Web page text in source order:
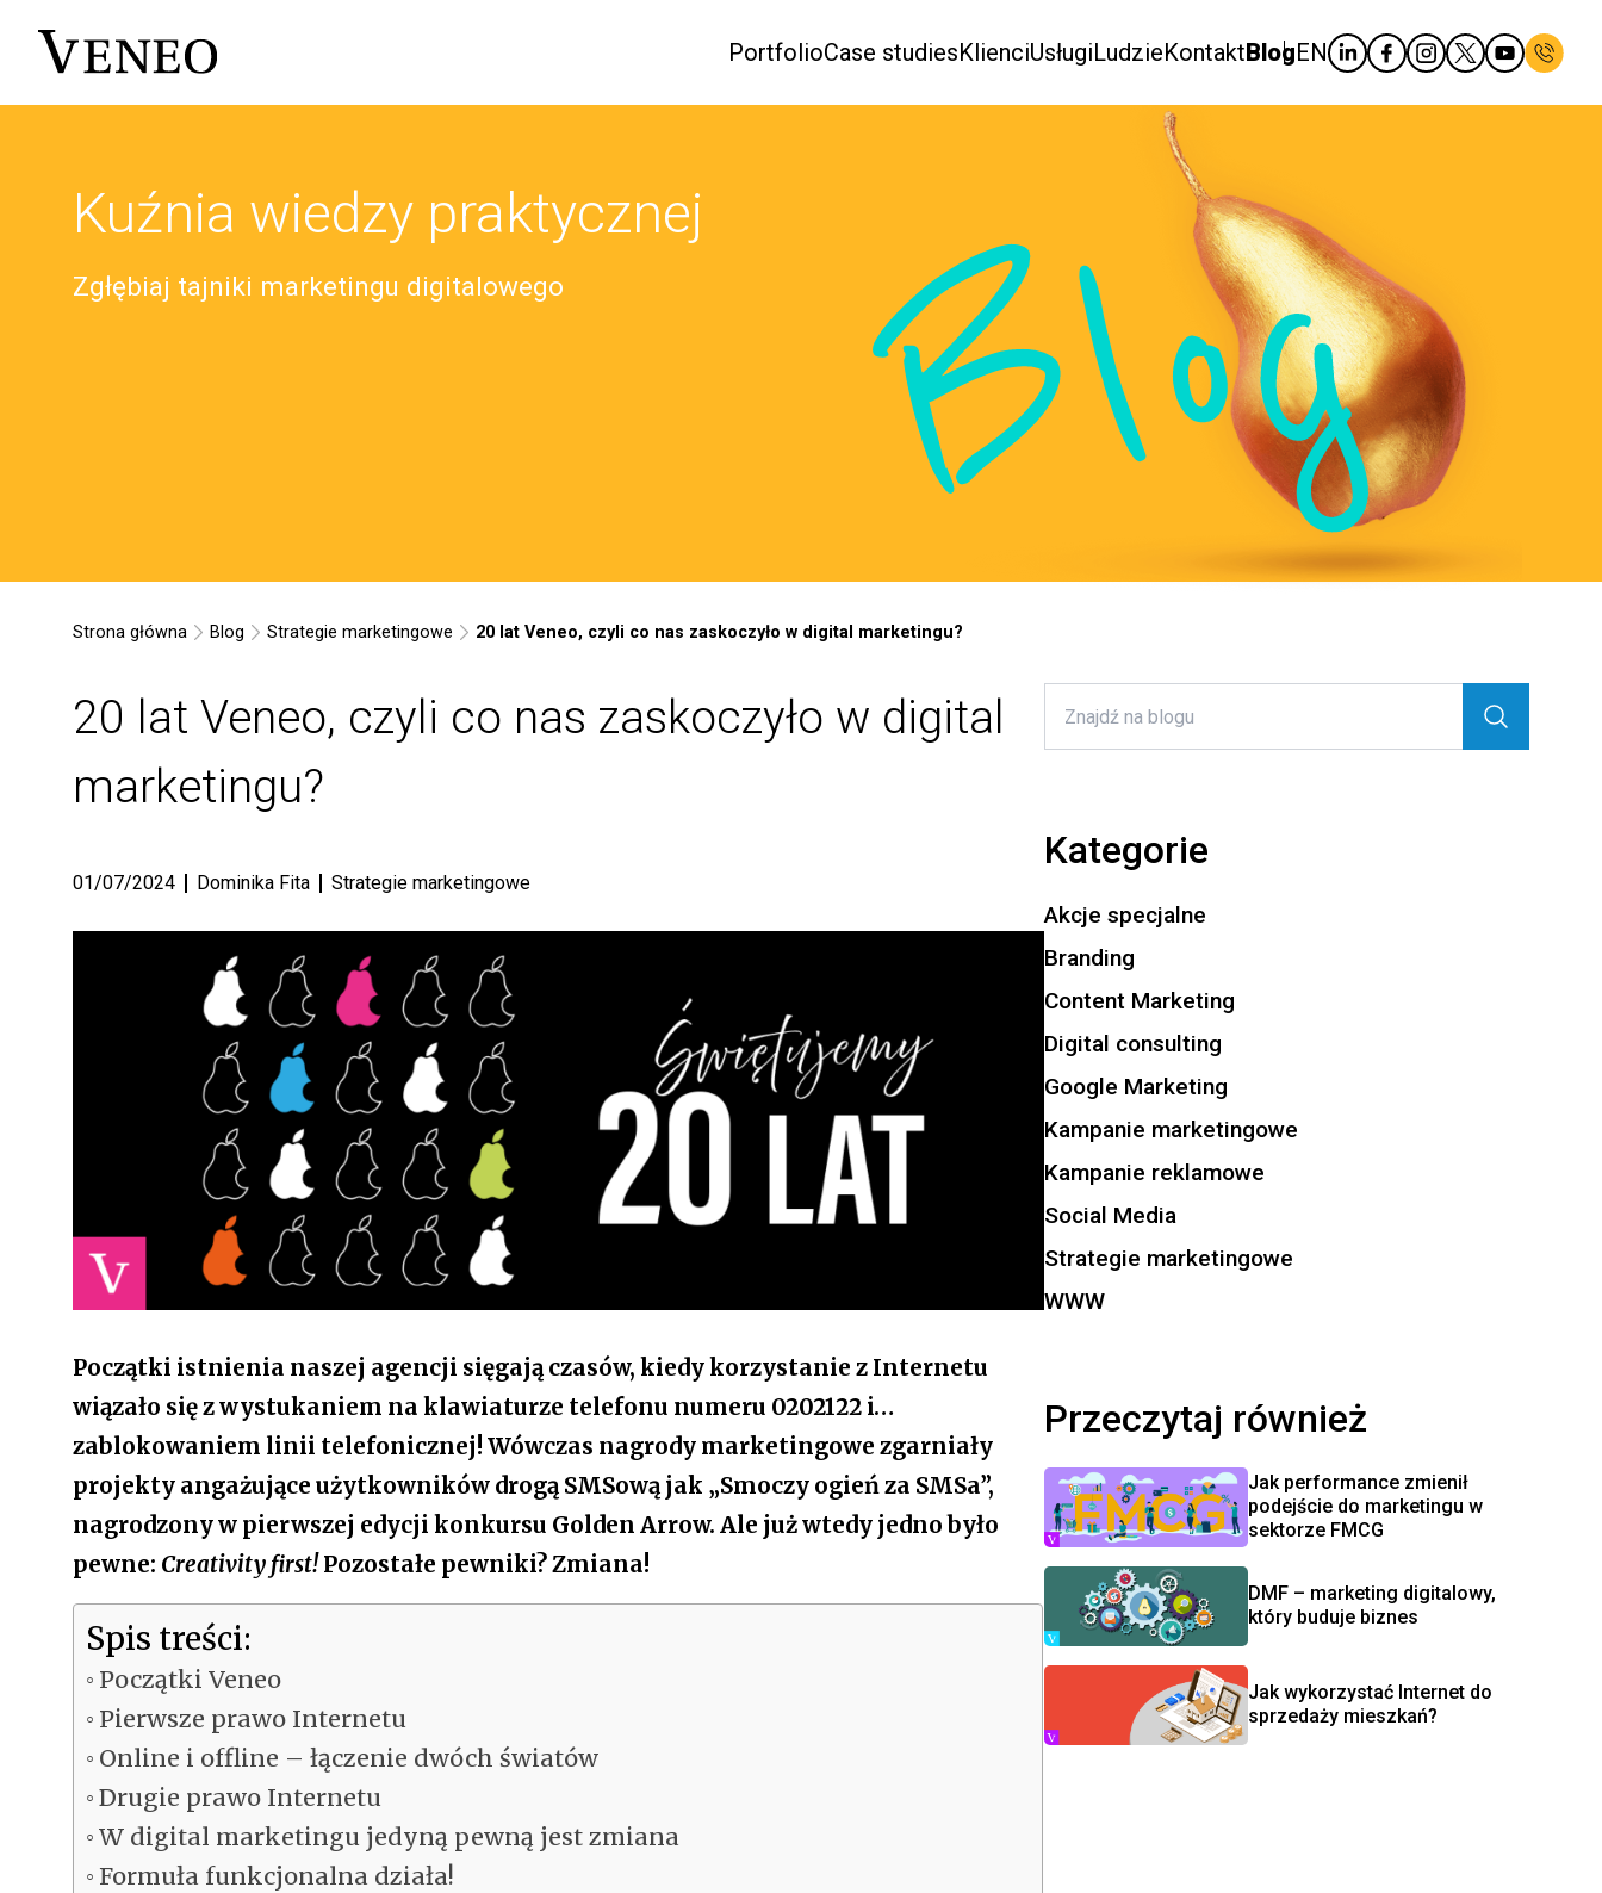
PortfolioCase studiesKlienciUsługiLudzieKontaktBlogEN
Kuźnia wiedzy praktycznej
Zgłębiaj tajniki marketingu digitalowego Blog
Strona główna Blog Strategie marketingowe 20 lat Veneo, czyli co nas zaskoczyło w digital marketingu?
20 lat Veneo, czyli co nas zaskoczyło w digital
marketingu?
01/07/2024 Dominika Fita Strategie marketingowe
Początki istnienia naszej agencji sięgają czasów, kiedy korzystanie z Internetu
wiązało się z wystukaniem na klawiaturze telefonu numeru 0202122 i…
zablokowaniem linii telefonicznej! Wówczas nagrody marketingowe zgarniały
projekty angażujące użytkowników drogą SMSową jak „Smoczy ogień za SMSa”,
nagrodzony w pierwszej edycji konkursu Golden Arrow. Ale już wtedy jedno było
pewne: Creativity first!Pozostałe pewniki? Zmiana!
Spis treści:
Początki Veneo
Pierwsze prawo Internetu
Online i offline – łączenie dwóch światów
Drugie prawo Internetu
W digital marketingu jedyną pewną jest zmiana
Formuła funkcjonalna działa!
Kategorie
Akcje specjalne
Branding
Content Marketing
Digital consulting
Google Marketing
Kampanie marketingowe
Kampanie reklamowe
Social Media
Strategie marketingowe
WWW
Przeczytaj również
Jak performance zmienił
podejście do marketingu w
sektorze FMCG
DMF – marketing digitalowy,
który buduje biznes
Jak wykorzystać Internet do
sprzedaży mieszkań?